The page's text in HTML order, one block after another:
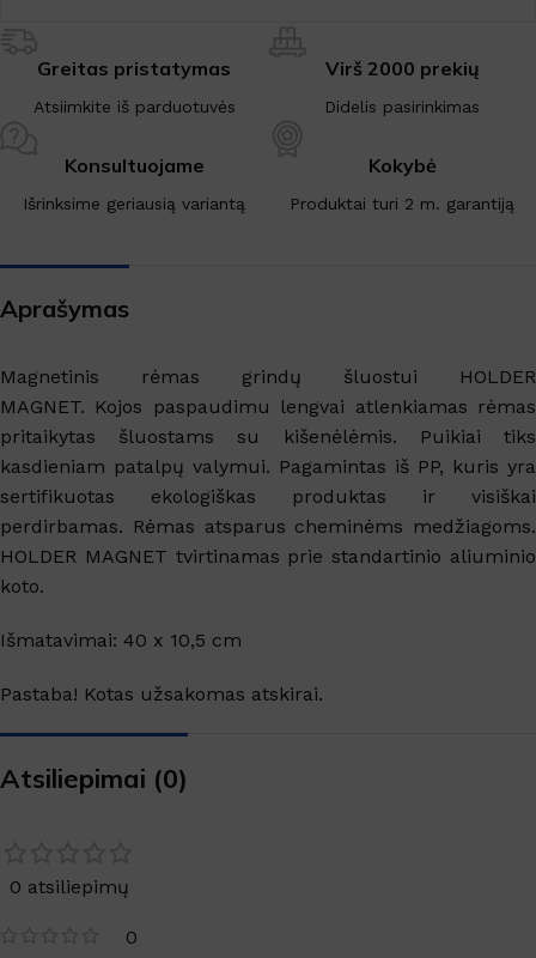
Greitas pristatymas
Atsiimkite iš parduotuvės
Virš 2000 prekių
Didelis pasirinkimas
Konsultuojame
Išrinksime geriausią variantą
Kokybė
Produktai turi 2 m. garantiją
Aprašymas
Magnetinis rėmas grindų šluostui HOLDER
MAGNET. Kojos paspaudimu lengvai atlenkiamas rėmas
pritaikytas šluostams su kišenėlėmis. Puikiai tiks
kasdieniam patalpų valymui. Pagamintas iš PP, kuris yra
sertifikuotas ekologiškas produktas ir visiškai
perdirbamas. Rėmas atsparus cheminėms medžiagoms.
HOLDER MAGNET tvirtinamas prie standartinio aliuminio
koto.
Išmatavimai: 40 x 10,5 cm
Pastaba! Kotas užsakomas atskirai.
Atsiliepimai (0)
0 atsiliepimų
0